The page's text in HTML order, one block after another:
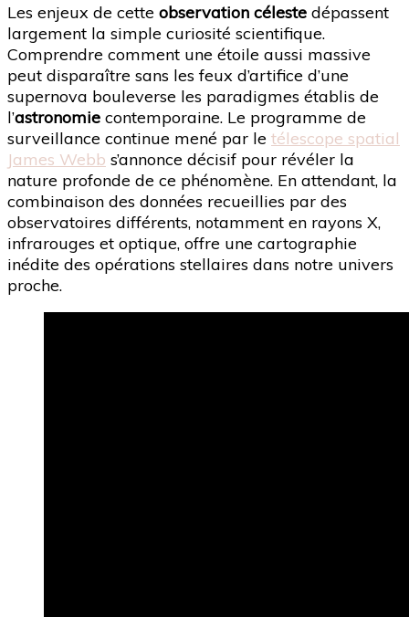
Les enjeux de cette observation céleste dépassent
largement la simple curiosité scientifique.
Comprendre comment une étoile aussi massive
peut disparaître sans les feux d’artifice d’une
supernova bouleverse les paradigmes établis de
l’astronomie contemporaine. Le programme de
surveillance continue mené par le télescope spatial
James Webb s’annonce décisif pour révéler la
nature profonde de ce phénomène. En attendant, la
combinaison des données recueillies par des
observatoires différents, notamment en rayons X,
infrarouges et optique, offre une cartographie
inédite des opérations stellaires dans notre univers
proche.